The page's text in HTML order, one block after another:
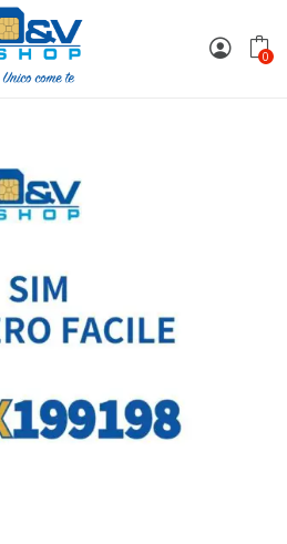
0
327X199198 Da Attivare